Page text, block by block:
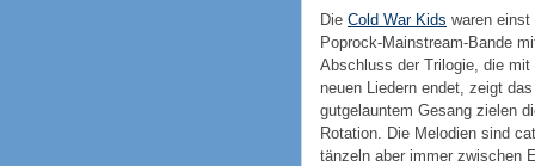
Die Cold War Kids waren einst
Poprock-Mainstream-Bande
Abschluss der Trilogie, die
neuen Liedern endet, zeigt
gutgelauntem Gesang zielen
Rotation. Die Melodien sind
tänzeln aber immer zwischen